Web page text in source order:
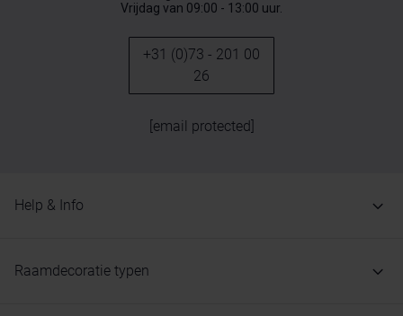
Vrijdag van 09:00 - 13:00 uur.
+31 (0)73 - 201 00
26
[email protected]
Help & Info
Raamdecoratie typen